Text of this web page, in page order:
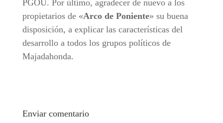
PGOU. Por último, agradecer de nuevo a los
propietarios de «Arco de Poniente» su buena
disposición, a explicar las características del
desarrollo a todos los grupos políticos de
Majadahonda.
Enviar comentario